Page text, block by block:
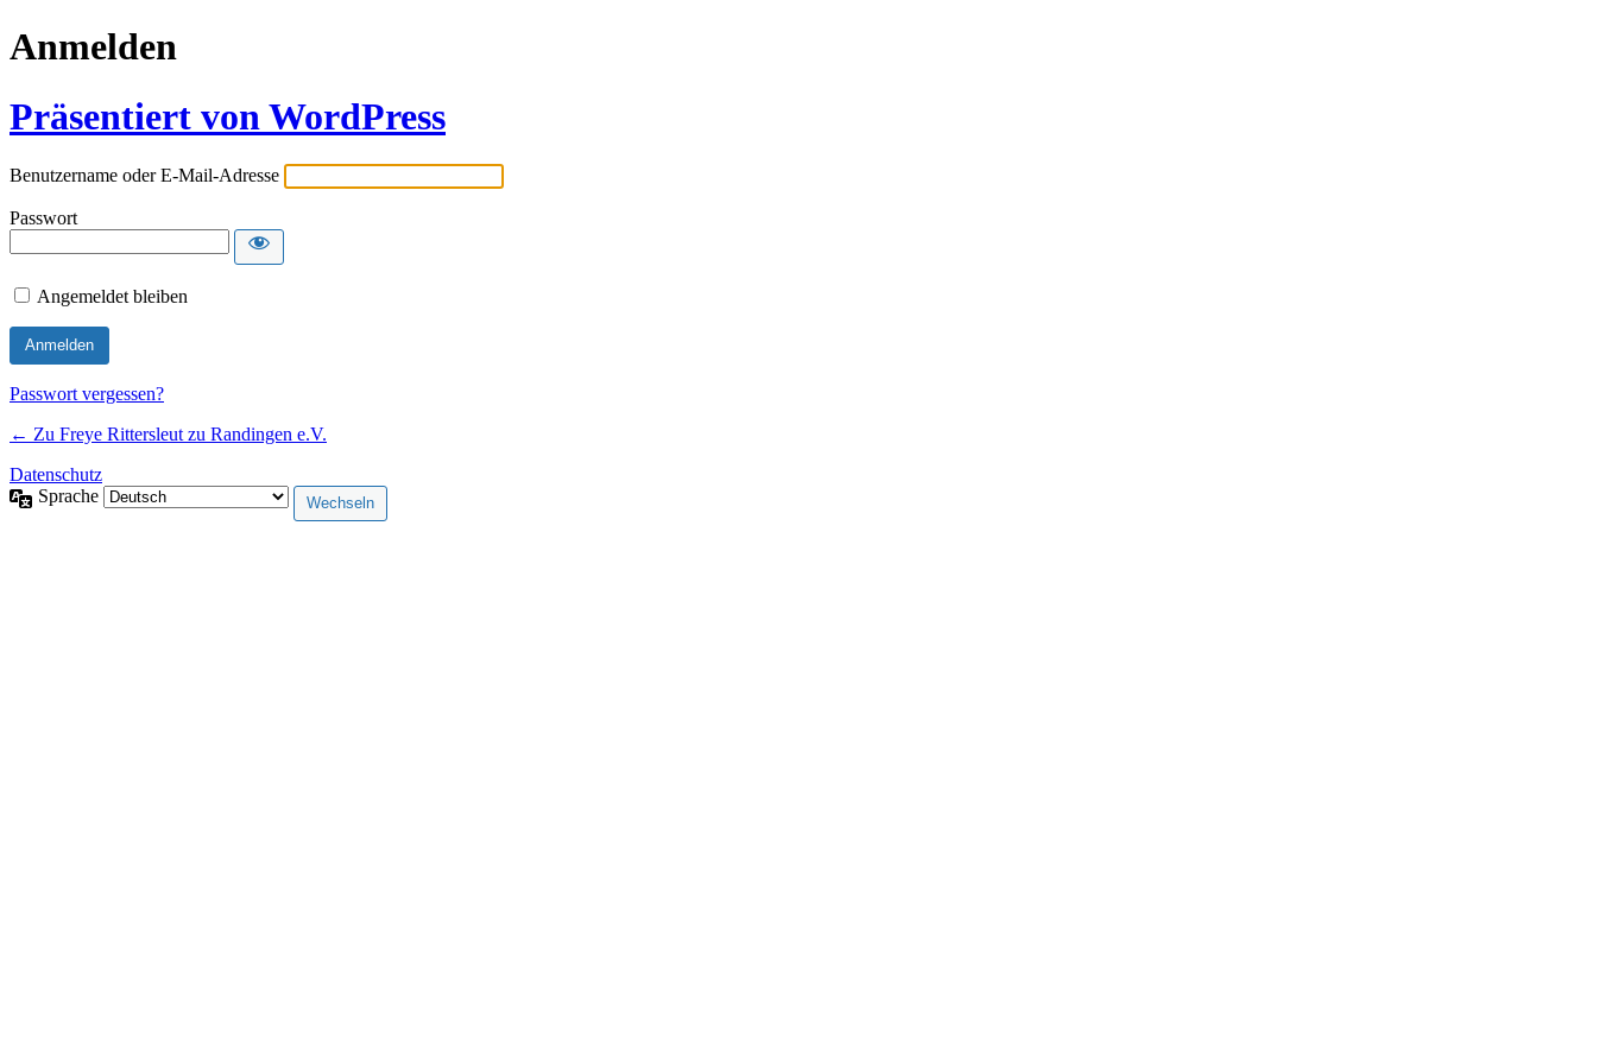
Anmelden
Präsentiert von WordPress
Benutzername oder E-Mail-Adresse
Passwort
Angemeldet bleiben
Passwort vergessen?
← Zu Freye Rittersleut zu Randingen e.V.
Datenschutz
Sprache